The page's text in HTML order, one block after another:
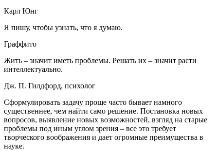
Карл Юнг
Я пишу, чтобы узнать, что я думаю.
Граффито
Жить – значит иметь проблемы. Решать их – значит расти
интеллектуально.
Дж. П. Гилдфорд, психолог
Сформулировать задачу проще часто бывает намного
существеннее, чем найти само решение. Постановка новых
вопросов, выявление новых возможностей, взгляд на старые
проблемы под иным углом зрения – все это требует
творческого воображения и дает огромные преимущества в
науке.